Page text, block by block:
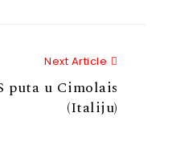
ArticleNext Article
puta u Cimolais
(Italiju)